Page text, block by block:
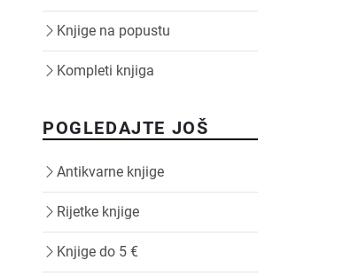
Knjige na popustu
Kompleti knjiga
POGLEDAJTE JOŠ
Antikvarne knjige
Rijetke knjige
Knjige do 5 €